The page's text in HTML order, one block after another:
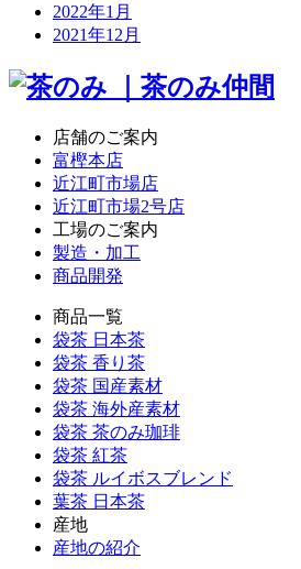
2022年1月
2021年12月
店舗のご案内
富樫本店
近江町市場店
近江町市場2号店
工場のご案内
製造・加工
商品開発
商品一覧
袋茶 日本茶
袋茶 香り茶
袋茶 国産素材
袋茶 海外産素材
袋茶 茶のみ珈琲
袋茶 紅茶
袋茶 ルイボスブレンド
葉茶 日本茶
産地
産地の紹介